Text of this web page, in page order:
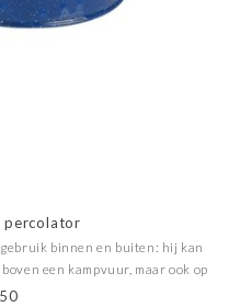
percolator
binnen en buiten: hij kan
een kampvuur, maar ook op
en een inductiekookplaat.